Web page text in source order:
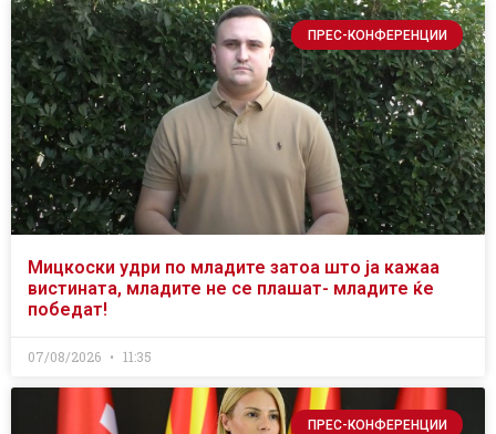
ПРЕС-КОНФЕРЕНЦИИ
Мицкоски удри по младите затоа што ја кажаа
вистината, младите не се плашат- младите ќе
победат!
07/08/2026 11:35
ПРЕС-КОНФЕРЕНЦИИ